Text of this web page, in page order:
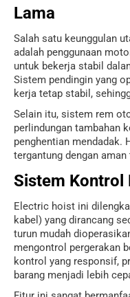
Lama
Salah satu keunggulan
adalah penggunaan
untuk bekerja stabil
Sistem pendingin yang
kerja tetap stabil,
Selain itu, sistem rem
perlindungan tambahan
penghentian mendadak.
tergantung dengan
Sistem Kontrol
Electric hoist ini
kabel) yang dirancang
turun mudah
mengontrol pergerakan
kontrol yang responsif,
barang menjadi lebih